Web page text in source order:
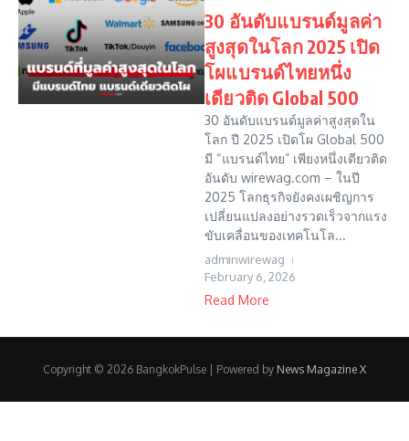
30 อันดับแบรนด์มูลค่า
สูงสุดในโลก 2025 เปิด
โผแบรนด์ไทยหนึ่ง
เดียวติด Global 500
30 อันดับแบรนด์มูลค่าสูงสุดใน
โลก ปี 2025 เปิดโผ Global 500
มี “แบรนด์ไทย” เพียงหนึ่งเดียวติด
อันดับ wirewag.com – ในปี
2025 โลกธุรกิจยังคงเผชิญการ
เปลี่ยนแปลงอย่างรวดเร็วจากแรง
ขับเคลื่อนของเทคโนโล...
adminwirewag
February 6, 2026
Read More
Copyright © 2026 BangkokPulse | Powered by News Magazine X